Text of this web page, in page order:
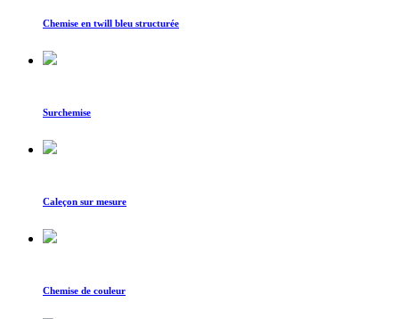
Chemise en twill bleu structurée
Surchemise
Caleçon sur mesure
Chemise de couleur